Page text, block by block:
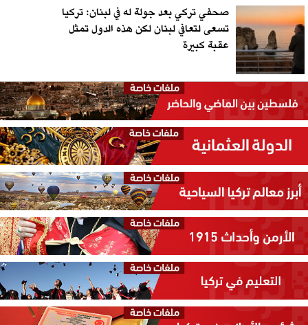
صحفي تركي بعد جولة له في لبنان: تركيا
تسعى لتعافي لبنان لكن هذه الدول تمثل
عقبة كبيرة